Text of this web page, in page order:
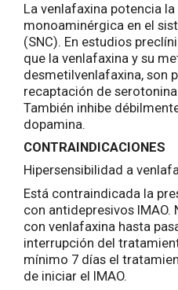
La venlafaxina potencia
monoaminérgica en el
(SNC). En estudios
que la venlafaxina y su
desmetilvenlafaxina, son
recaptación de
También inhibe
dopamina.
CONTRAINDICACIONES
Hipersensibilidad a
Está contraindicada la
con antidepresivos
con venlafaxina hasta
interrupción del
mínimo 7 días el
de iniciar el IMAO.